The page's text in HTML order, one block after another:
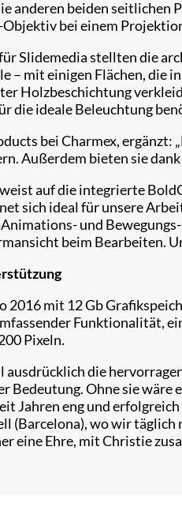
anderen beiden
bei einem
Slidemedia stellten die
– mit einigen Flächen, die
Holzbeschichtung
die ideale Beleuchtung
bei Charmex,
Außerdem bieten sie
auf die integrierte
sich ideal für unsere
und
beim Bearbeiten.
mit 12 Gb
Funktionalität,
Pixeln.
ausdrücklich die
Bedeutung. Ohne sie
Jahren eng und
(Barcelona), wo wir
eine Ehre, mit Christie